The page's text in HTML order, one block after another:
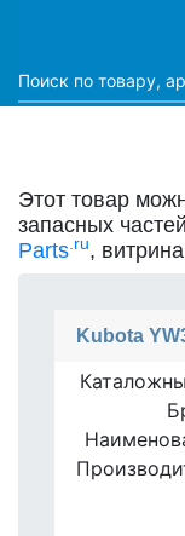
Этот товар
запасных
Parts.ru,
Kubota